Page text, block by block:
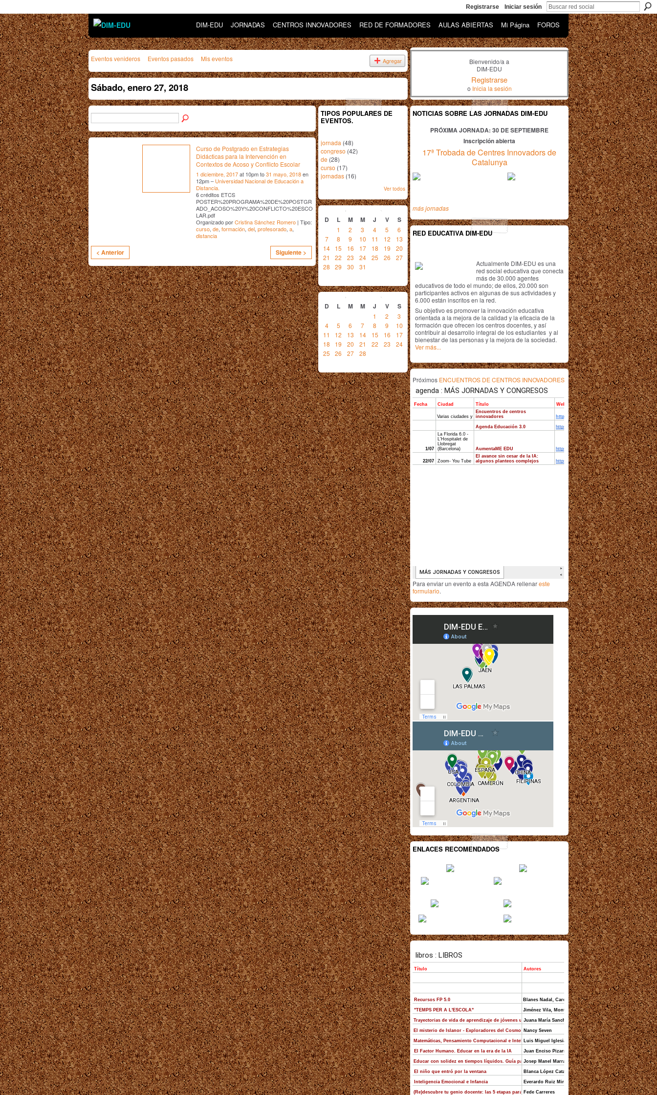
Registrarse Iniciar sesión
DIM-EDU JORNADAS CENTROS INNOVADORES RED DE FORMADORES AULAS ABIERTAS Mi Página FOROS
Eventos venideros Eventos pasados Mis eventos Agregar
Sábado, enero 27, 2018
Curso de Postgrado en Estrategias
Didácticas para la Intervención en
Contextos de Acoso y Conflicto Escolar
1 diciembre, 2017at 10pm to31 mayo, 2018en
12pm – Universidad Nacional de Educación a
Distancia.
6 créditos ETCS
POSTER%20PROGRAMA%20DE%20POSTGR
ADO_ACOSO%20Y%20CONFLICTO%20ESCO
LAR.pdf
Organizado porCristina Sánchez Romero | Tipo:
curso, de, formación, del, profesorado, a,
distancia
< Anterior Siguiente >
TIPOS POPULARES DE
EVENTOS.
jornada (48)
congreso (42)
de (28)
curso (17)
jornadas (16)
Ver todos
enero 2018
D L M M J V S
1 2 3 4 5
6
7
8 9 10 11 12
13
14
15 16 17 18 19
20
21
22 23 24 25 26
27
28
29 30 31
febrero 2018
D L M M J V S
1 2
3
4
5 6 7 8 9
10
11
12 13 14 15 16
17
18
19 20 21 22 23
24
25
26 27 28
Bienvenido/a a
DIM-EDU
Registrarse
o Inicia la sesión
NOTICIAS SOBRE LAS JORNADAS DIM-EDU
PRÓXIMA JORNADA: 30 DE SEPTIEMBRE
Inscripción abierta
17ª Trobada de Centres Innovadors de
Catalunya
más jornadas
RED EDUCATIVA DIM-EDU
Actualmente DIM-EDU es una
red social educativa que conecta
más de 30.000 agentes
educativos de todo el mundo; de ellos, 20.000 son
participantes activos en algunas de sus actividades y
6.000 están inscritos en la red.
Su objetivo es promover la innovación educativa
orientada a la mejora de la calidad y la eficacia de la
formación que ofrecen los centros docentes, y así
contribuir al desarrollo integral de los estudiantes y al
bienestar de las personas y la mejora de la sociedad.
Ver más...
Próximos ENCUENTROS DE CENTROS INNOVADORES
Para enviar un evento a esta AGENDA rellenareste
formulario.
ENLACES RECOMENDADOS